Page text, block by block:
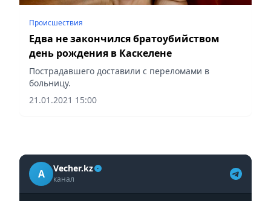
Происшествия
Едва не закончился братоубийством
день рождения в Каскелене
Пострадавшего доставили с переломами в
больницу.
21.01.2021 15:00
A Vecher.kz
канал